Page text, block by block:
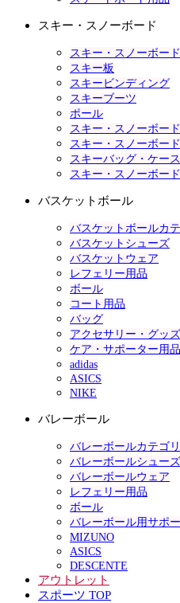
スキー・スノーボード
スキー・スノーボー
スキー板
スキービンディング
スキーブーツ
ポール
スキー・スノーボー
スキー・スノーボー
スキーバッグ・ケース
スキー・スノーボー
バスケットボール
バスケットボールカ
バスケットシューズ
バスケットウェア
レフェリー用品
ボール
コート用品
バッグ
アクセサリー・グッズ
ケア・サポーター用品
adidas
ASICS
NIKE
バレーボール
バレーボールカテゴ
バレーボールシューズ
バレーボールウェア
レフェリー用品
ボール
バレーボール用サポ
MIZUNO
ASICS
DESCENTE
アウトレット
スポーツ TOP